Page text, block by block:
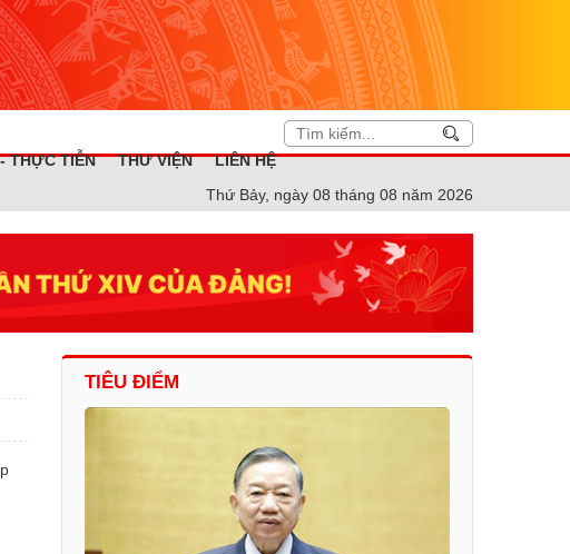
THỰC TIỄN THƯ VIỆN
LIÊN HỆ
Thứ Bảy, ngày 08 tháng 08 năm 2026
TIÊU ĐIỂM